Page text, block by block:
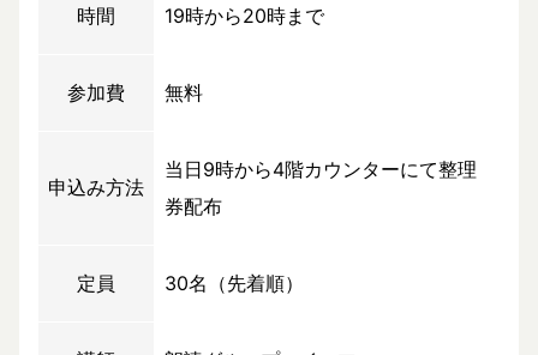
時間 19時から20時まで
参加費 無料
申込み方法
当日9時から4階カウンターにて整理
券配布
定員 30名（先着順）